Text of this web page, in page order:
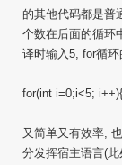
的其他代码都是普
个数在后面的循环
译时输入5, for循
for(int i=0;i<5;
又简单又有效率,
分发挥宿主语言(